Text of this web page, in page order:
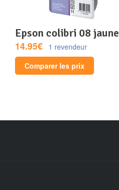
epson colibri 08 jaune
14.95€
1 revendeur
Comparer les prix